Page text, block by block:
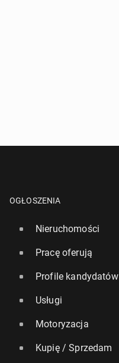
OGŁOSZENIA
Nieruchomości
Pracę oferują
Profile kandydatów
Usługi
Motoryzacja
Kupię / Sprzedam